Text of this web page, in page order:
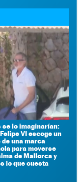
se lo imaginarían:
VI escoge un
de una marca
para moverse
de Mallorca y
lo que cuesta